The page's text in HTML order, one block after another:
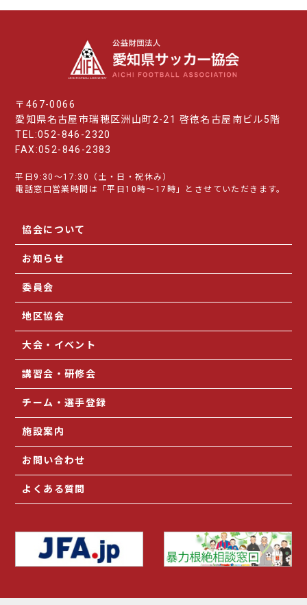
〒467-0066
愛知県名古屋市瑞穂区洲山町2-21 啓徳名古屋南ビル5階
TEL:052-846-2320
FAX:052-846-2383
平日9:30～17:30（土・日・祝休み）
電話窓口営業時間は「平日10時～17時」とさせていただきます。
協会について
お知らせ
委員会
地区協会
大会・イベント
講習会・研修会
チーム・選手登録
施設案内
お問い合わせ
よくある質問